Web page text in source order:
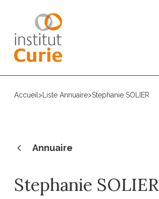
Accueil > Liste Annuaire>Stephanie SOLIER
Annuaire
Stephanie SOLIER